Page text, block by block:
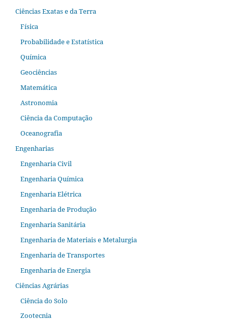
Ciências Exatas e da Terra
Física
Probabilidade e Estatística
Química
Geociências
Matemática
Astronomia
Ciência da Computação
Oceanografia
Engenharias
Engenharia Civil
Engenharia Química
Engenharia Elétrica
Engenharia de Produção
Engenharia Sanitária
Engenharia de Materiais e Metalurgia
Engenharia de Transportes
Engenharia de Energia
Ciências Agrárias
Ciência do Solo
Zootecnia